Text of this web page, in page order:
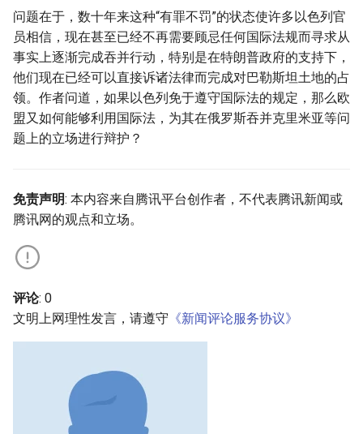
问题在于，数十年来这种“有罪不罚”的状态使许多以色列官
员相信，现在甚至已经不再需要顾忌任何国际法规而寻求从
事实上逐渐完成吞并行动，特别是在特朗普政府的支持下，
他们现在已经可以直接诉诸法律而完成对巴勒斯坦土地的占
领。作者问道，如果以色列免于遵守国际法的规定，那么欧
盟又如何能够利用国际法，为其在俄罗斯吞并克里米亚等问
题上的立场进行辩护？
免责声明: 本内容来自腾讯平台创作者，不代表腾讯新闻或
腾讯网的观点和立场。
评论: 0
文明上网理性发言，请遵守 《新闻评论服务协议》